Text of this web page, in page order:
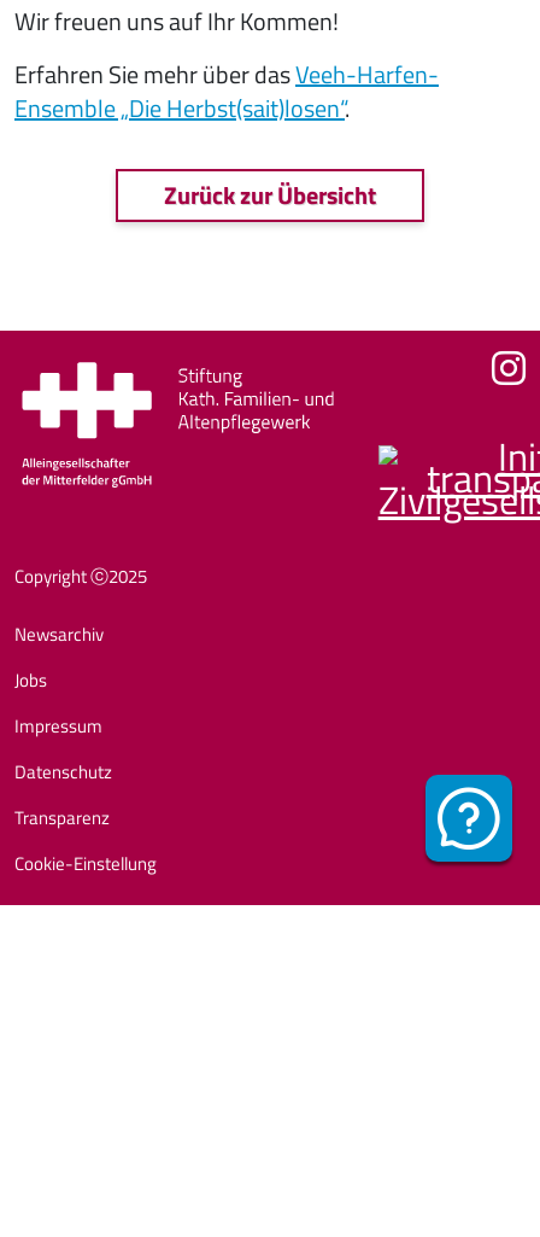
Wir freuen uns auf Ihr Kommen!
Erfahren Sie mehr über dasVeeh-Harfen-
Ensemble „Die Herbst(sait)losen“.
Zurück zur Übersicht
Fußzeile
Copyright ⓒ2025
Newsarchiv
Jobs
Impressum
Datenschutz
Transparenz
Cookie-Einstellung